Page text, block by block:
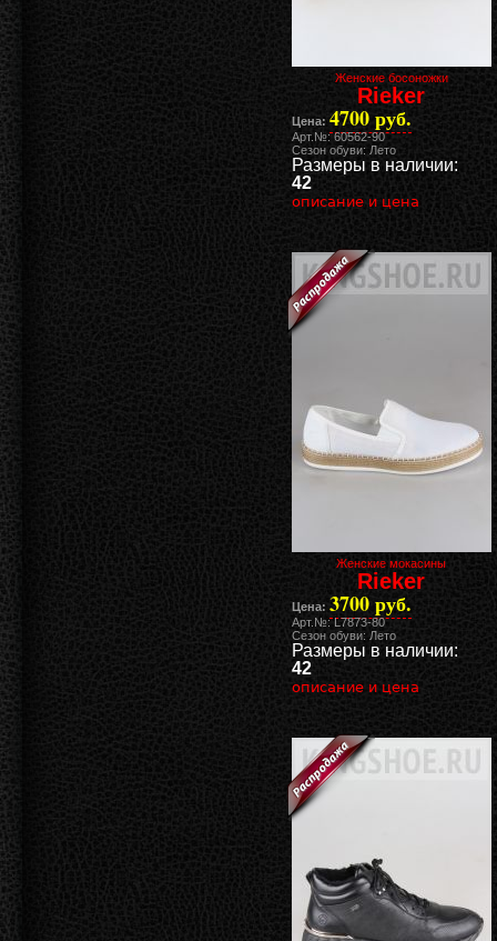
Женские босоножки
Rieker
Цена: 4700 руб.
Арт.№: 60562-90
Сезон обуви: Лето
Размеры в наличии:
42
описание и цена
Женские мокасины
Rieker
Цена: 3700 руб.
Арт.№: L7873-80
Сезон обуви: Лето
Размеры в наличии:
42
описание и цена